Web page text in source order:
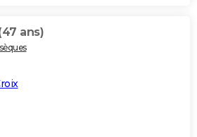
ans)